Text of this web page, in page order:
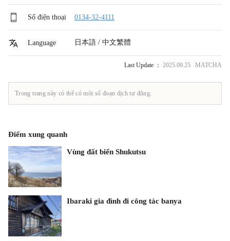
Số điện thoại 0134-32-4111
Language 日本語 / 中文繁體
Last Update ： 2025.09.25 MATCHA
Trong trang này có thể có một số đoạn dịch tự động.
Điểm xung quanh
Vùng đất biển Shukutsu
Ibaraki gia đình đi công tác banya